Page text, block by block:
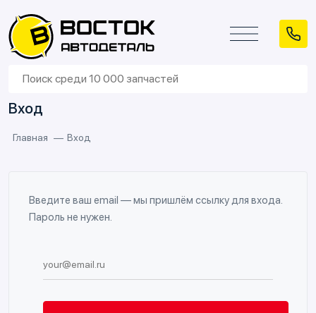
Вход
Главная Вход
Введите ваш email — мы пришлём ссылку для входа.
Пароль не нужен.